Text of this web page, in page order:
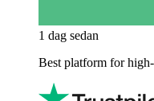
1 dag sedan
Best platform for